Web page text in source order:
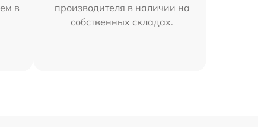
в
производителя в наличии на
собственных складах.